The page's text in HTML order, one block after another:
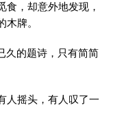
食，却意外地发现，
牌。
久的题诗，只有简简
人摇头，有人叹了一